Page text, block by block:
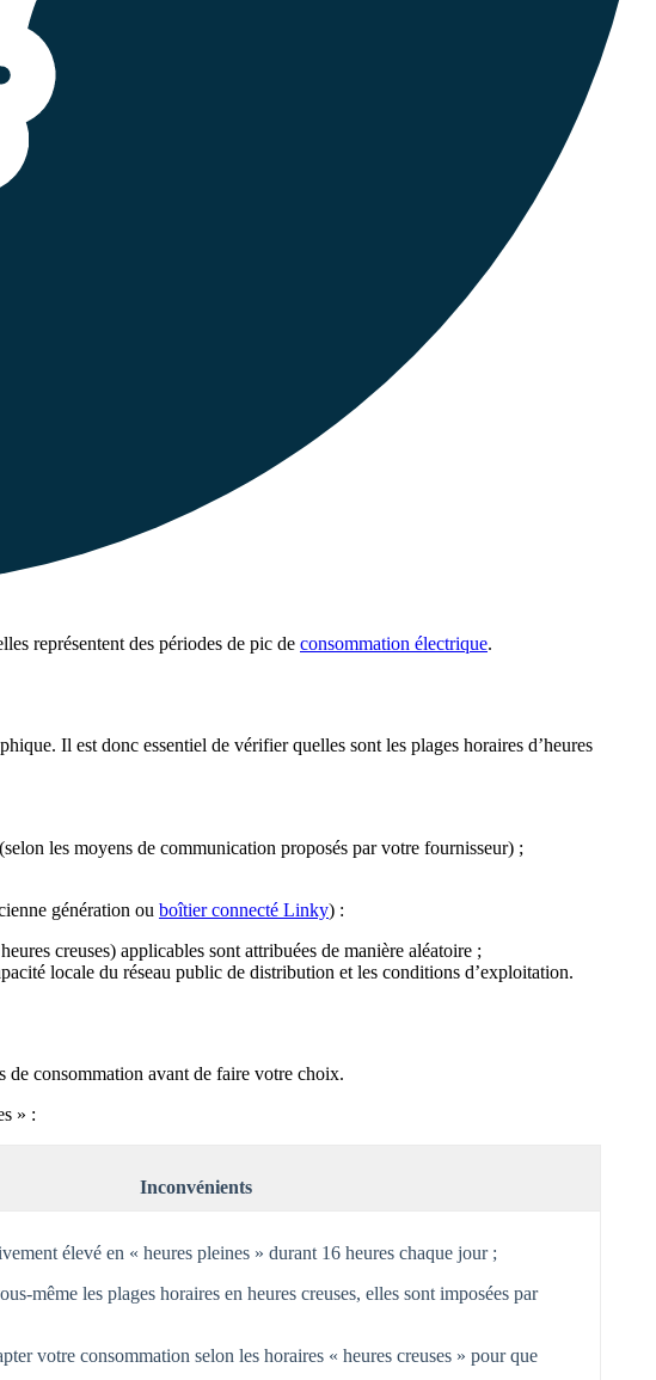
représentent des périodes de pic de consommation électrique.
Il est donc essentiel de vérifier quelles sont les plages horaires d’heures
les moyens de communication proposés par votre fournisseur) ;
génération ou boîtier connecté Linky) :
creuses) applicables sont attribuées de manière aléatoire ;
locale du réseau public de distribution et les conditions d’exploitation.
de consommation avant de faire votre choix.
» :
Inconvénients
élevé en « heures pleines » durant 16 heures chaque jour ;
même les plages horaires en heures creuses, elles sont imposées par
votre consommation selon les horaires « heures creuses » pour que